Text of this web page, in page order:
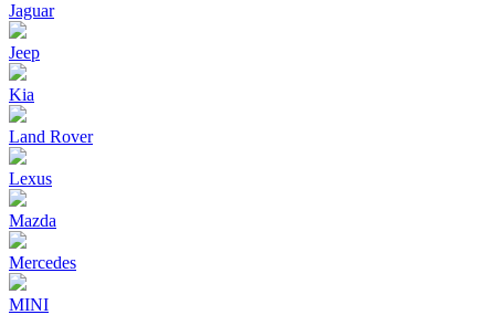
Jaguar
Jeep
Kia
Land Rover
Lexus
Mazda
Mercedes
MINI